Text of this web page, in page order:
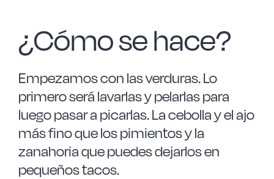
¿Cómo se hace?
Empezamos con las verduras. Lo
primero será lavarlas y pelarlas para
luego pasar a picarlas. La cebolla y el ajo
más fino que los pimientos y la
zanahoria que puedes dejarlos en
pequeños tacos.